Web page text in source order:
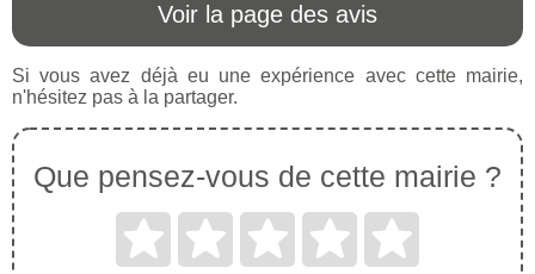
Voir la page des avis
Si vous avez déjà eu une expérience avec cette mairie,
n'hésitez pas à la partager.
Que pensez-vous de cette mairie ?